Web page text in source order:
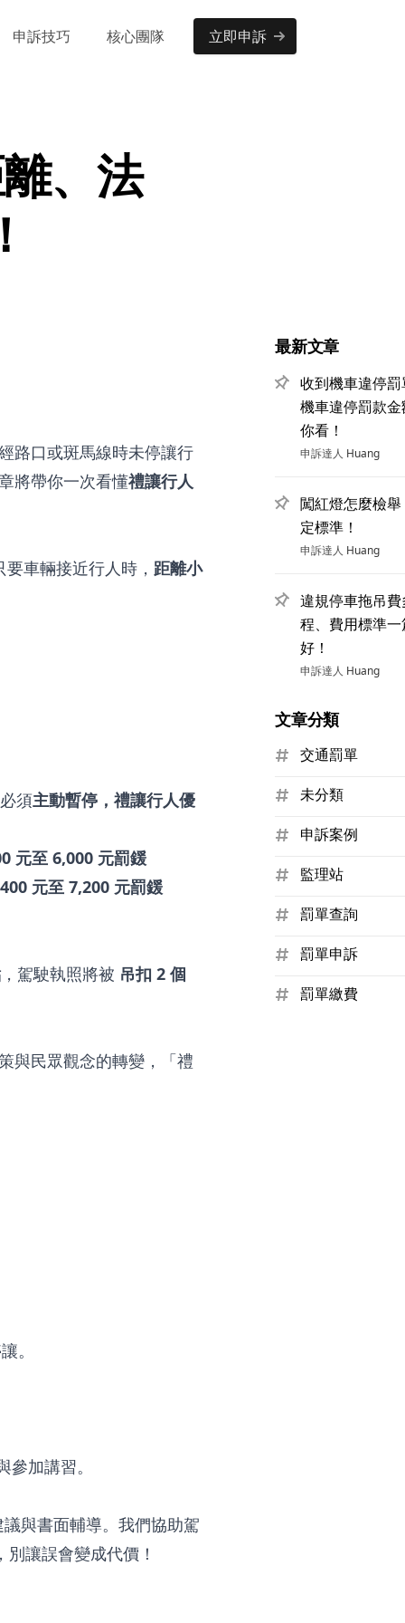
申訴技巧 核心團隊 立即申訴
、法
路口或斑馬線時未停讓行
將帶你一次看懂禮讓行人
車輛接近行人時， 距離小
須主動暫停，禮讓行人優
元至 6,000 元罰鍰
元至 7,200 元罰鍰
，駕駛執照將被 吊扣 2 個
與民眾觀念的轉變，「禮
。
參加講習。
與書面輔導。我們協助駕
別讓誤會變成代價！
最新文章
收到機車違停
機車違停罰款
你看！
申訴達人 Huang
闖紅燈怎麼檢
定標準！
申訴達人 Huang
違規停車拖吊
程、費用標準
好！
申訴達人 Huang
文章分類
交通罰單
未分類
申訴案例
監理站
罰單查詢
罰單申訴
罰單繳費